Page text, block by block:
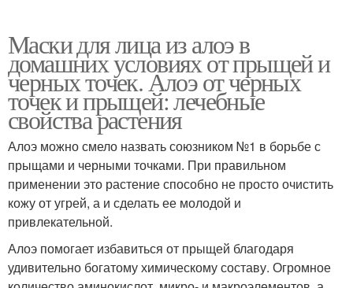
Маски для лица из алоэ в
домашних условиях от прыщей и
черных точек. Алоэ от черных
точек и прыщей: лечебные
свойства растения
Алоэ можно смело назвать союзником №1 в борьбе с
прыщами и черными точками. При правильном
применении это растение способно не просто очистить
кожу от угрей, а и сделать ее молодой и
привлекательной.
Алоэ помогает избавиться от прыщей благодаря
удивительно богатому химическому составу. Огромное